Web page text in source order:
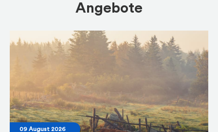
Angebote
09 August 2026